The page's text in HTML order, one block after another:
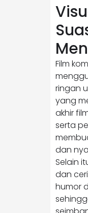
Film
ringan
yang
akhir
serta
dan
Selain
dan
humor